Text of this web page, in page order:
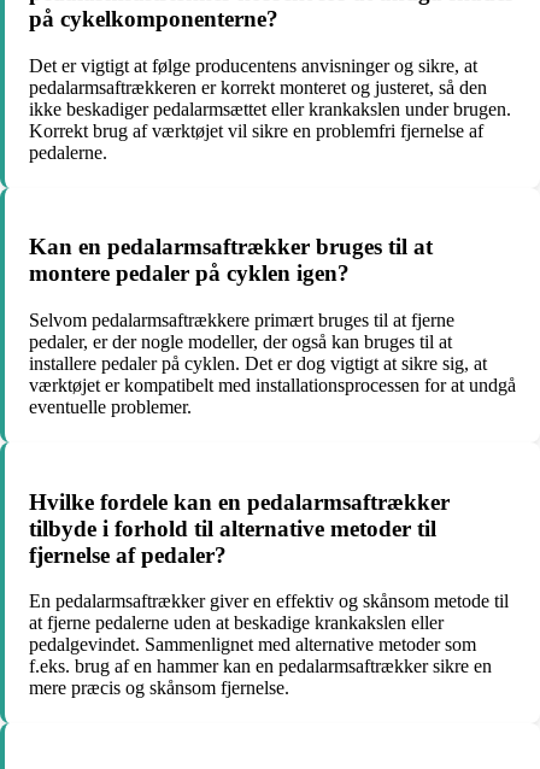
på cykelkomponenterne?
Det er vigtigt at følge producentens anvisninger og sikre, at
pedalarmsaftrækkeren er korrekt monteret og justeret, så den
ikke beskadiger pedalarmsættet eller krankakslen under brugen.
Korrekt brug af værktøjet vil sikre en problemfri fjernelse af
pedalerne.
Kan en pedalarmsaftrækker bruges til at
montere pedaler på cyklen igen?
Selvom pedalarmsaftrækkere primært bruges til at fjerne
pedaler, er der nogle modeller, der også kan bruges til at
installere pedaler på cyklen. Det er dog vigtigt at sikre sig, at
værktøjet er kompatibelt med installationsprocessen for at undgå
eventuelle problemer.
Hvilke fordele kan en pedalarmsaftrækker
tilbyde i forhold til alternative metoder til
fjernelse af pedaler?
En pedalarmsaftrækker giver en effektiv og skånsom metode til
at fjerne pedalerne uden at beskadige krankakslen eller
pedalgevindet. Sammenlignet med alternative metoder som
f.eks. brug af en hammer kan en pedalarmsaftrækker sikre en
mere præcis og skånsom fjernelse.